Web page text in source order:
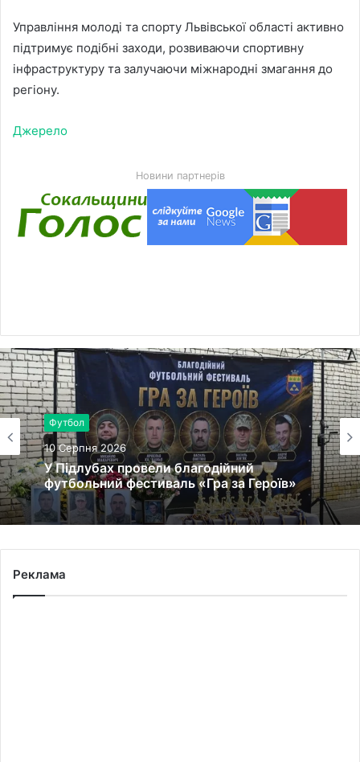
Управління молоді та спорту Львівської області активно
підтримує подібні заходи, розвиваючи спортивну
інфраструктуру та залучаючи міжнародні змагання до
регіону.
Джерело
Новини партнерів
Футбол
10 Серпня 2026
У Підлубах провели благодійний
футбольний фестиваль «Гра за Героїв»
Реклама